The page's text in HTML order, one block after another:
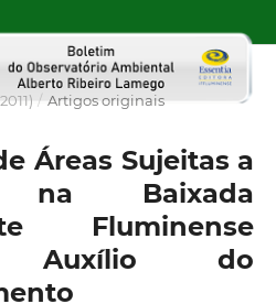
/ Artigos originais
Áreas Sujeitas a
na Baixada
Fluminense
do